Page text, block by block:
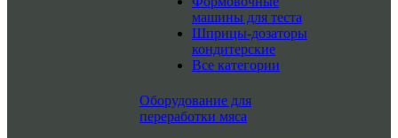
машины для теста
Шприцы-дозаторы
кондитерские
Все категории
Оборудование для
переработки мяса